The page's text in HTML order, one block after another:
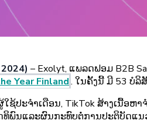
– Exolyt, ແພລດຟອມ B2B
Year Finland. ໃນຄັ້ງນີ້ ມີ 53 ບໍລິ
ຊ້ປະຈໍາເດືອນ, TikTok ສ້າງເນື້ອ
ທິພົນແລະຜົນກະທົບຕໍ່ການປະຕິບັດແນ